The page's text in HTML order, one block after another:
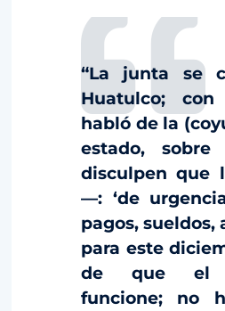
“La junta se
Huatulco;
habló de la
estado,
disculpen que
—: ‘de
pagos, sueldos,
para este
de que el
funcione; no